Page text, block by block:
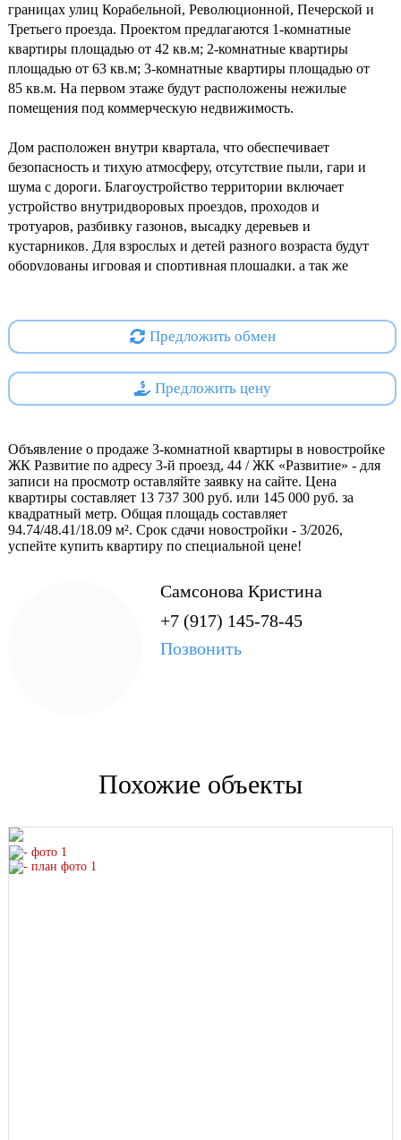
границах улиц Корабельной, Революционной, Печерской и
Третьего проезда. Проектом предлагаются 1-комнатные
квартиры площадью от 42 кв.м; 2-комнатные квартиры
площадью от 63 кв.м; 3-комнатные квартиры площадью от
85 кв.м. На первом этаже будут расположены нежилые
помещения под коммерческую недвижимость.
Дом расположен внутри квартала, что обеспечивает
безопасность и тихую атмосферу, отсутствие пыли, гари и
шума с дороги. Благоустройство территории включает
устройство внутридворовых проездов, проходов и
тротуаров, разбивку газонов, высадку деревьев и
кустарников. Для взрослых и детей разного возраста будут
оборудованы игровая и спортивная площадки, а так же
магазины, аптеки, зоны для занятия спортом и пр.
земельный участок для строительства образовательного
комплекса общей численностью 230 мест (начальная школа
мест). В границах территории образовательного комплекса
предусмотрены площадки для занятий спортом и
физкультурой, а так же игровая зона с групповыми
площадками для каждой группы детского сада.
Проектная декларация на https://наш.дом.рф
Предложить обмен
Предложить цену
Объявление о продаже 3-комнатной квартиры в новостройке
ЖК Развитие по адресу 3-й проезд, 44 / ЖК «Развитие» - для
записи на просмотр оставляйте заявку на сайте. Цена
квартиры составляет 13 737 300 руб. или 145 000 руб. за
квадратный метр. Общая площадь составляет
94.74/48.41/18.09 м². Срок сдачи новостройки - 3/2026,
успейте купить квартиру по специальной цене!
Самсонова Кристина
+7 (917) 145-78-45
Позвонить
Похожие объекты